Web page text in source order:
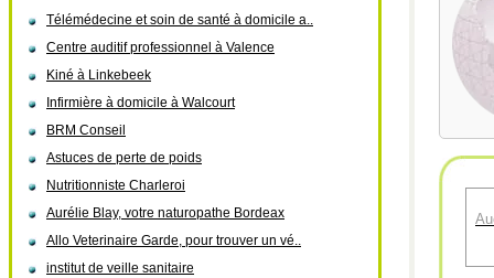
Télémédecine et soin de santé à domicile a..
Centre auditif professionnel à Valence
Kiné à Linkebeek
Infirmière à domicile à Walcourt
BRM Conseil
Astuces de perte de poids
Nutritionniste Charleroi
Aurélie Blay, votre naturopathe Bordeax
Allo Veterinaire Garde, pour trouver un vé..
institut de veille sanitaire